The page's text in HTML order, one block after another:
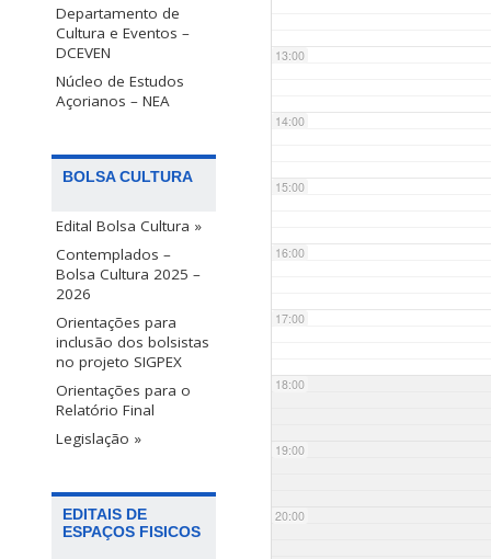
Departamento de
Cultura e Eventos –
DCEVEN
Núcleo de Estudos
Açorianos – NEA
BOLSA CULTURA
Edital Bolsa Cultura »
Contemplados –
Bolsa Cultura 2025 –
2026
Orientações para
inclusão dos bolsistas
no projeto SIGPEX
Orientações para o
Relatório Final
Legislação »
EDITAIS DE
ESPAÇOS FISICOS
13:00
14:00
15:00
16:00
17:00
18:00
19:00
20:00